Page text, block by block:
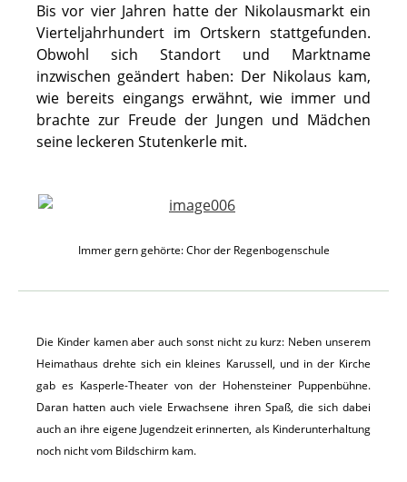
Bis vor vier Jahren hatte der Nikolausmarkt ein
Vierteljahrhundert im Ortskern stattgefunden.
Obwohl sich Standort und Marktname
inzwischen geändert haben: Der Nikolaus kam,
wie bereits eingangs erwähnt, wie immer und
brachte zur Freude der Jungen und Mädchen
seine leckeren Stutenkerle mit.
Immer gern gehörte: Chor der Regenbogenschule
Die Kinder kamen aber auch sonst nicht zu kurz: Neben unserem
Heimathaus drehte sich ein kleines Karussell, und in der Kirche
gab es Kasperle-Theater von der Hohensteiner Puppenbühne.
Daran hatten auch viele Erwachsene ihren Spaß, die sich dabei
auch an ihre eigene Jugendzeit erinnerten, als Kinderunterhaltung
noch nicht vom Bildschirm kam.